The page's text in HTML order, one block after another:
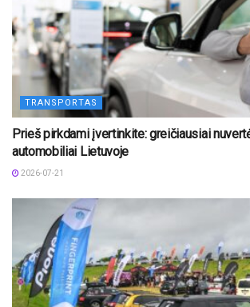
TRANSPORTAS
Prieš pirkdami įvertinkite: greičiausiai
automobiliai Lietuvoje
2026-07-21